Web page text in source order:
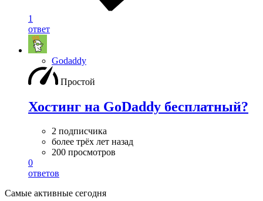
1
ответ
Godaddy
Простой
Хостинг на GoDaddy бесплатный?
2 подписчика
более трёх лет назад
200 просмотров
0
ответов
Самые активные сегодня